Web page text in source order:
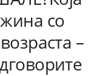
со
–